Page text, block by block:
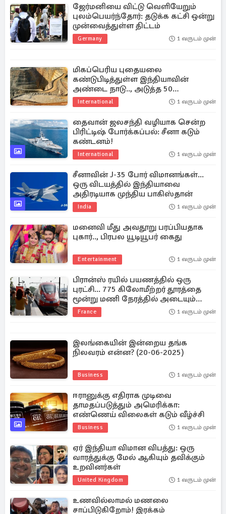
ஜேர்மனியை விட்டு வெளியேறும்
புலம்பெயர்ந்தோர்: தடுக்க கட்சி ஒன்று
முன்வைத்துள்ள திட்டம்
Germany 1 வருடம் முன்
மிகப்பெரிய புதையலை
கண்டுபிடித்துள்ள இந்தியாவின்
அண்டை நாடு.., அடுத்த 50
ஆண்டுகளுக்கான ஜாக்பாட்
International 1 வருடம் முன்
தைவான் ஜலசந்தி வழியாக சென்ற
பிரிட்டிஷ் போர்க்கப்பல்: சீனா கடும்
கண்டனம்!
International 1 வருடம் முன்
சீனாவின் J-35 போர் விமானங்கள்...
ஒரு விடயத்தில் இந்தியாவை
அதிரடியாக முந்திய பாகிஸ்தான்
India 1 வருடம் முன்
மனைவி மீது அவதூறு பரப்பியதாக
புகார்.., பிரபல யூடியூபர் கைது
Entertainment 1 வருடம் முன்
பிரான்ஸ் ரயில் பயணத்தில் ஒரு
புரட்சி... 775 கிலோமீற்றர் தூரத்தை
மூன்று மணி நேரத்தில் அடையும்
ரயில்
France 1 வருடம் முன்
இலங்கையின் இன்றைய தங்க
நிலவரம் என்ன? (20-06-2025)
Business 1 வருடம் முன்
ஈரானுக்கு எதிராக முடிவை
தாமதப்படுத்தும் அமெரிக்கா:
எண்ணெய் விலைகள் கடும் வீழ்ச்சி
Business 1 வருடம் முன்
ஏர் இந்தியா விமான விபத்து: ஒரு
வாரத்துக்கு மேல் ஆகியும் தவிக்கும்
உறவினர்கள்
United Kingdom 1 வருடம் முன்
உணவில்லாமல் மணலை
சாப்பிடுகிறோம்! இரக்கம்